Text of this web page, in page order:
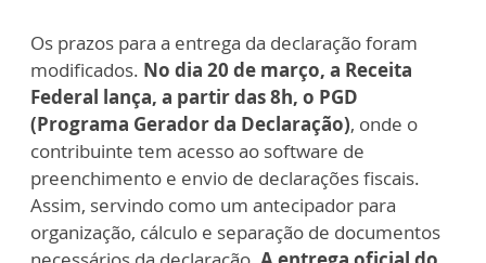
Os prazos para a entrega da declaração foram
modificados. No dia 20 de março, a Receita
Federal lança, a partir das 8h, o PGD
(Programa Gerador da Declaração), onde o
contribuinte tem acesso ao software de
preenchimento e envio de declarações fiscais.
Assim, servindo como um antecipador para
organização, cálculo e separação de documentos